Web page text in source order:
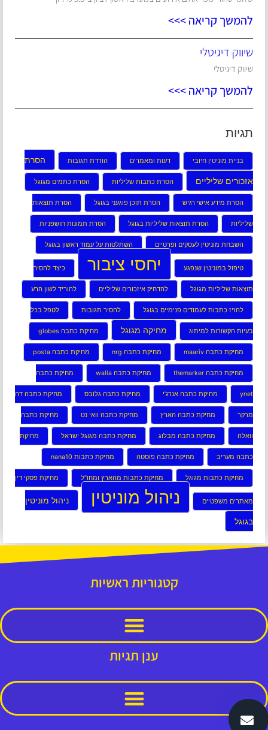
להמשך קריאה >>>
שיווק דיגיטלי
שיווק דיגיטלי
להמשך קריאה >>>
תגיות
בניית מוניטין חיובי דעות ומאמרים הורדת תגובות הסרת
אזכורים שליליים הסרת כתבות שליליות הסרת כתמים מגוגל
הסרת מידע אישי רגיש הסרת תוכן פוגעני בגוגל הסרת תוצאות
שליליות הסרת תוצאות שליליות בגוגל הסרת תמונות חושפניות
השבחת מוניטין לעסקים ופרטיים השתלטות על עמוד ראשון בגוגל
טיפול במוניטין שנפגע יחסי ציבור כיצד להסיר
תוצאות שליליות מגוגל להדחיק איזכורים שליליים להוריד לשון הרע
להזיז כתבות לעמודים פנימיים בגוגל להסיר תגובות לטפל בכל
בעיות הקשורות למיתוג מחיקה מגוגל מחיקת כתבה globes
מחיקת כתבה maariv מחיקת כתבה nrg מחיקת כתבה posta
מחיקת כתבה themarker מחיקת כתבה walla מחיקת כתבה
ynet מחיקת כתבה אנרג’י מחיקת כתבה גלובס מחיקת כתבה דה
מרקר מחיקת כתבה הארץ מחיקת כתבה וואי נט מחיקת כתבה
וואלה מחיקת כתבה מבלוג מחיקת כתבה מגוגל ישראל מחיקת
כתבה מעריב מחיקת כתבה פוסטה מחיקת כתבות nana10
מחיקת כתבות מגוגל מחיקת כתבות מהארץ ומחו”ל מחיקת פסקי דין
מאתרים משפטיים ניהול מוניטין ניהול מוניטין
בגוגל
קטגוריות ראשיות
ענן תגיות